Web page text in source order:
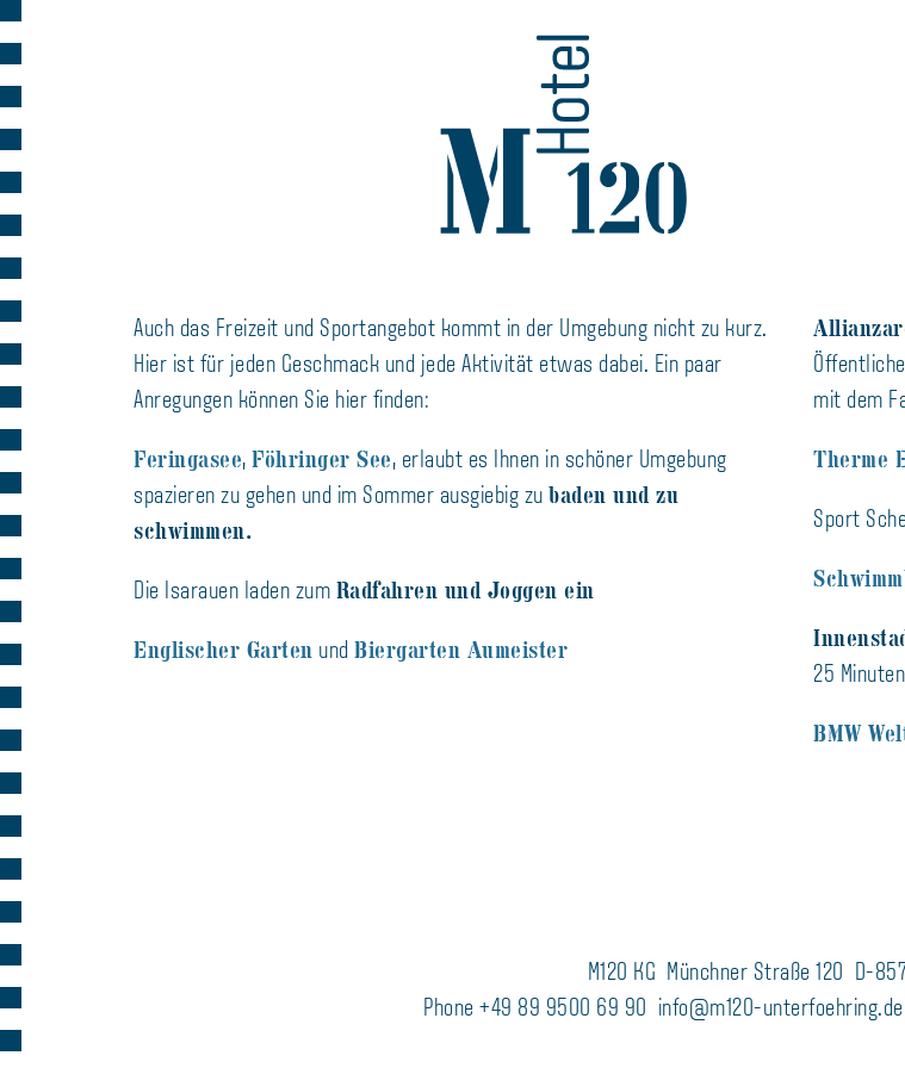
Auch das Freizeit und Sportangebot kommt in der Umgebung nicht zu kurz.
Hier ist für jeden Geschmack und jede Aktivität etwas dabei. Ein paar
Anregungen können Sie hier finden:
Feringasee, Föhringer See, erlaubt es Ihnen in schöner Umgebung
spazieren zu gehen und im Sommer ausgiebig zu baden und zu
schwimmen.
Die Isarauen laden zum Radfahren und Joggen ein
Englischer Garten und Biergarten Aumeister
mit dem
Therme
Sport
25
BMW
M120 KG Münchner Straße 120 D-
Phone +49 89 9500 69 90 info@m120-unterfoehring.de